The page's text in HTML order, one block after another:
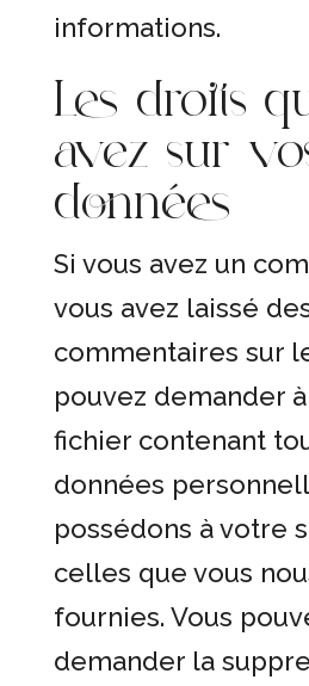
informations.
Les droits
avez sur
données
Si vous avez un
vous avez laissé
commentaires sur
pouvez demander
fichier contenant
données
possédons à votre
celles que vous
fournies. Vous
demander la